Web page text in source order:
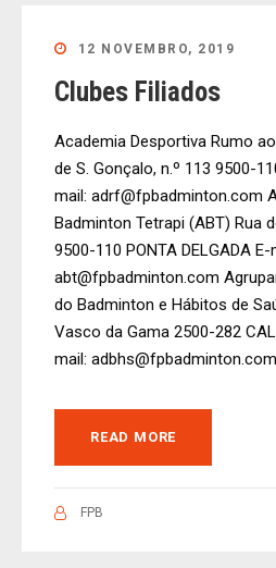
12 NOVEMBRO, 2019
Clubes Filiados
Academia Desportiva Rumo
de S. Gonçalo, n.º 113 9500-
mail: adrf@fpbadminton.com
Badminton Tetrapi (ABT) Rua
9500-110 PONTA DELGADA E-
abt@fpbadminton.com
do Badminton e Hábitos de
Vasco da Gama 2500-282
mail:
READ MORE
FPB